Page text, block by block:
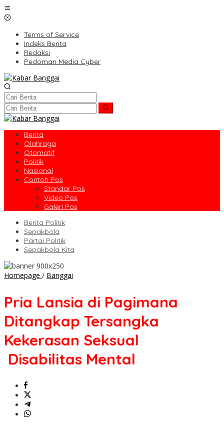
Lewati
ke
Terms of Service
Indeks Berita
Redaksi
Pedoman Media Cyber
Berita
Olahraga
Otomatif
Politik
Nasional
Contoh Pos
Standar Pos
Video Pos
Galeri Pos
Berita Politik
Sepakbola
Partai Politik
Sepakbola Kita
Homepage / Banggai
Pagimana
Tersangka
Kekerasan
Seksual
Mental
Pria Lansia di Pagimana
Ditangkap Tersangka
Kekerasan Seksual
Disabilitas Mental